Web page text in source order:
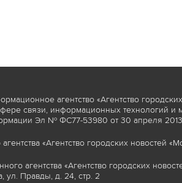
агентство «Агентство
связи, информационных технологий и
Эл № ФС77-53980 от 30 апреля 2013
«Агентство городских новостей
агентства «Агентство городских
ул. Правды, д. 24, стр. 2